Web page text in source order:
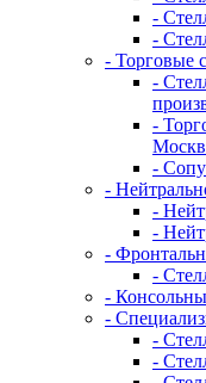
-
-
- Торговые
-
-
-
-
-
-
-
-
-
-
-
-